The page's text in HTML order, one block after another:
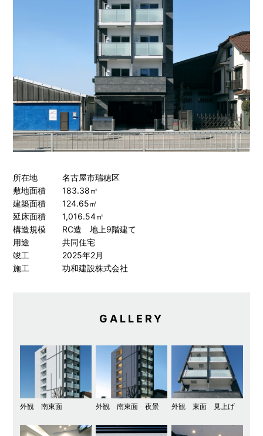
所在地 名古屋市瑞穂区
敷地面積 183.38㎡
建築面積 124.65㎡
延床面積 1,016.54㎡
構造規模 RC造 地上9階建て
用途 共同住宅
竣工 2025年2月
施工 功和建設株式会社
GALLERY
外観 南東面 外観 南東面 夜景 外観 東面 見上げ